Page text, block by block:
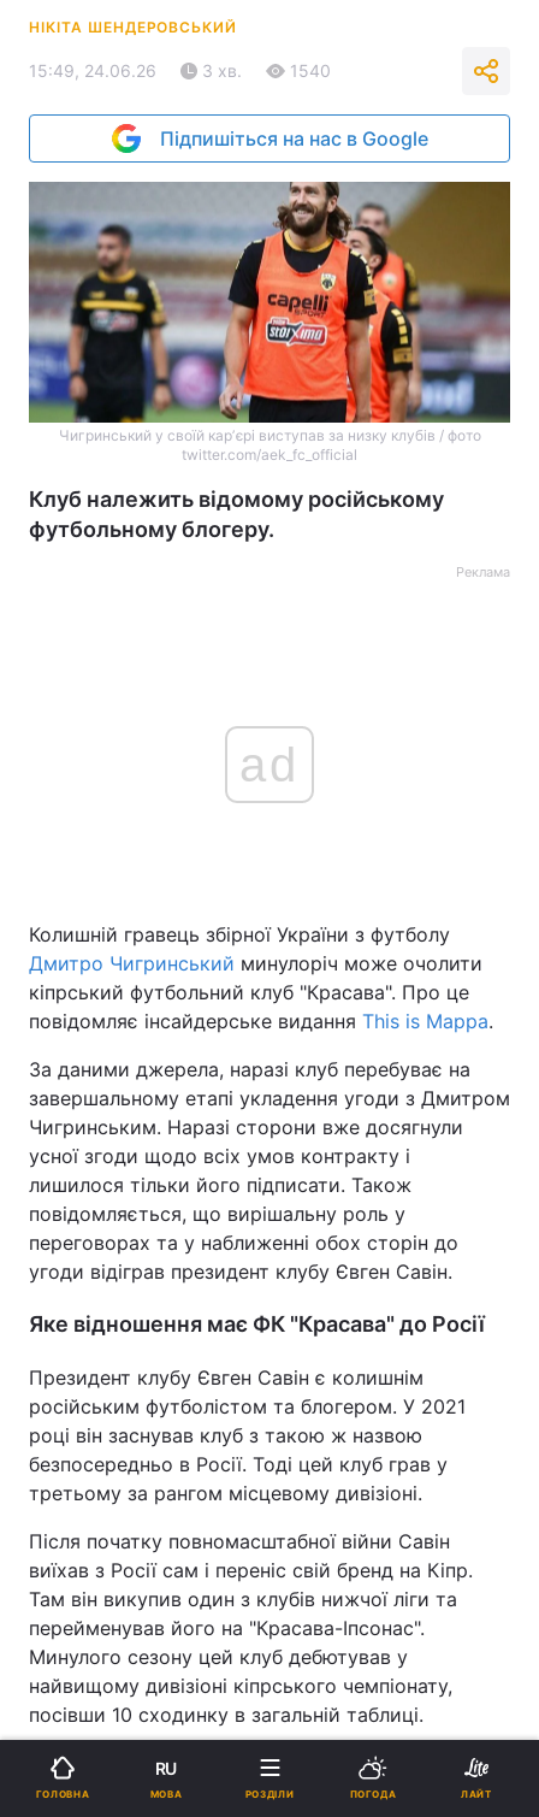
НІКІТА ШЕНДЕРОВСЬКИЙ
15:49, 24.06.26 3 хв. 1540
Підпишіться на нас в Google
Чигринський у своїй карʼєрі виступав за низку клубів / фото
twitter.com/aek_fc_official
Клуб належить відомому російському
футбольному блогеру.
Реклама
ad
Колишній гравець збірної України з футболу
Дмитро Чигринський минулоріч може очолити
кіпрський футбольний клуб "Красава". Про це
повідомляє інсайдерське видання This is Mappa.
За даними джерела, наразі клуб перебуває на
завершальному етапі укладення угоди з Дмитром
Чигринським. Наразі сторони вже досягнули
усної згоди щодо всіх умов контракту і
лишилося тільки його підписати. Також
повідомляється, що вирішальну роль у
переговорах та у наближенні обох сторін до
угоди відіграв президент клубу Євген Савін.
Яке відношення має ФК "Красава" до Росії
Президент клубу Євген Савін є колишнім
російським футболістом та блогером. У 2021
році він заснував клуб з такою ж назвою
безпосередньо в Росії. Тоді цей клуб грав у
третьому за рангом місцевому дивізіоні.
Після початку повномасштабної війни Савін
виїхав з Росії сам і переніс свій бренд на Кіпр.
Там він викупив один з клубів нижчої ліги та
перейменував його на "Красава-Іпсонас".
Минулого сезону цей клуб дебютував у
найвищому дивізіоні кіпрського чемпіонату,
посівши 10 сходинку в загальній таблиці.
Сам Савін у 2022 році засудив повномасштабне
вторгнення РФ в Україну. Також він неодноразово
ГОЛОВНА
RU
МОВА РОЗДІЛИ ПОГОДА ЛАЙТ